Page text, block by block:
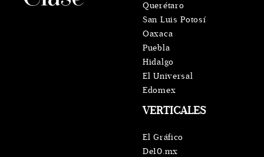
VERTICALES
El Gráfico
De10.mx
Querétaro
San Luis Potosí
Oaxaca
Puebla
Hidalgo
El Universal
Edomex